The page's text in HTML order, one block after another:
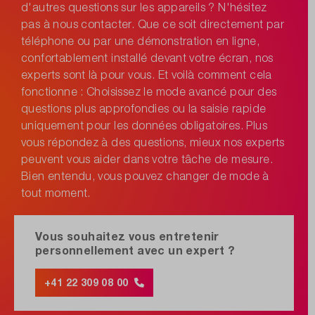
d'autres questions sur les appareils ? N'hésitez
pas à nous contacter. Que ce soit directement par
téléphone ou par une démonstration en ligne,
confortablement installé devant votre écran, nos
experts sont là pour vous. Et voilà comment cela
fonctionne : Choisissez le mode avancé pour des
questions plus approfondies ou la saisie rapide
uniquement pour les données obligatoires. Plus
vous répondez à des questions, mieux nos experts
peuvent vous aider dans votre tâche de mesure.
Bien entendu, vous pouvez changer de mode à
tout moment.
Vous souhaitez vous entretenir
personnellement avec un expert ?
+41 22 309 08 00